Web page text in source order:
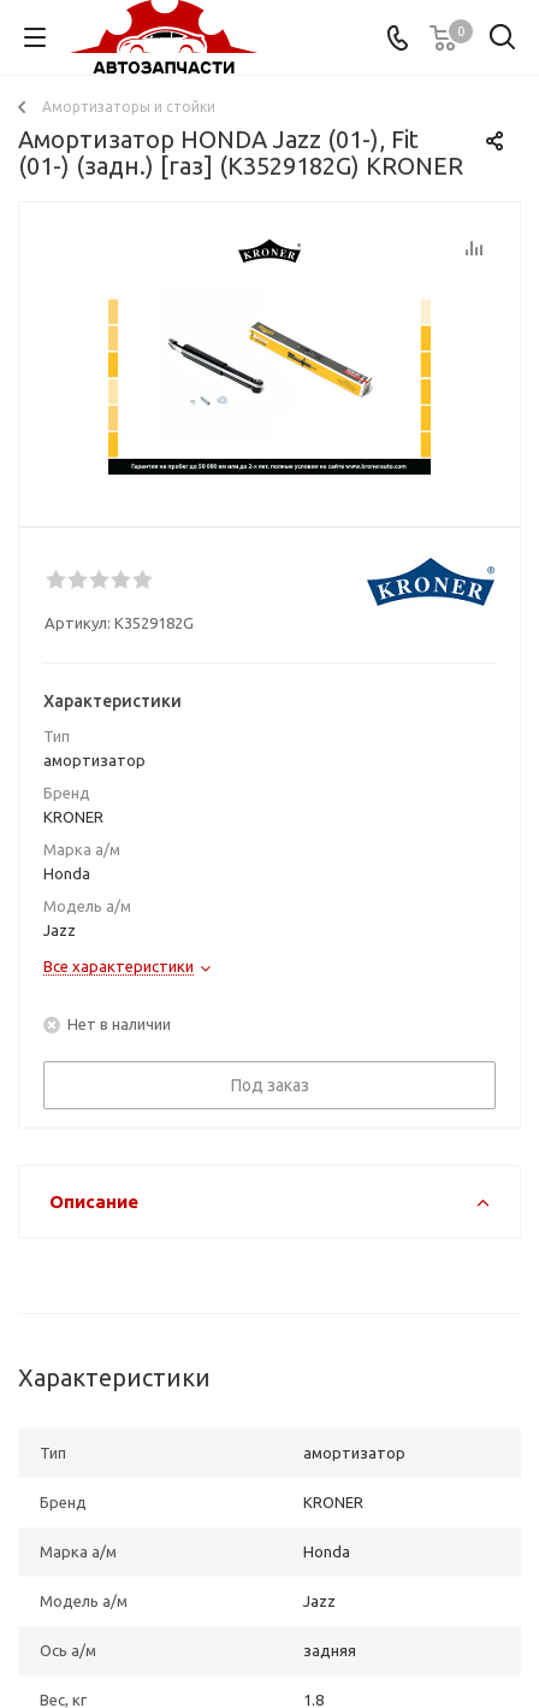
0
Амортизаторы и стойки
Амортизатор HONDA Jazz (01-), Fit
(01-) (задн.) [газ] (K3529182G) KRONER
Артикул: K3529182G
Характеристики
Тип
амортизатор
Бренд
KRONER
Марка а/м
Honda
Модель а/м
Jazz
Все характеристики
Нет в наличии
Под заказ
Описание
Характеристики
Тип амортизатор
Бренд KRONER
Марка а/м Honda
Модель а/м Jazz
Ось а/м задняя
Вес, кг 1.8